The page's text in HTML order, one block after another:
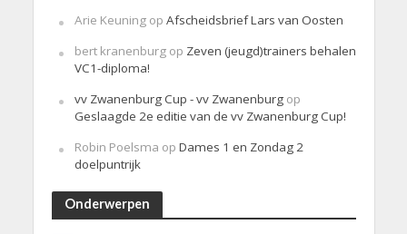
Arie Keuningop Afscheidsbrief Lars van Oosten
bert kranenburgop Zeven (jeugd)trainers behalen
VC1-diploma!
vv Zwanenburg Cup - vv Zwanenburgop
Geslaagde 2e editie van de vv Zwanenburg Cup!
Robin Poelsma op Dames 1 en Zondag 2
doelpuntrijk
Onderwerpen